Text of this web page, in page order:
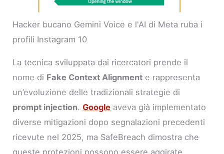
Hacker bucano Gemini Voice e l'AI di Meta ruba i
profili Instagram 10
La tecnica sviluppata dai ricercatori prende il
nome di Fake Context Alignment e rappresenta
un’evoluzione delle tradizionali strategie di
prompt injection.Google aveva già implementato
diverse mitigazioni dopo segnalazioni precedenti
ricevute nel 2025, ma SafeBreach dimostra che